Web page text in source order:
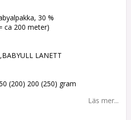
30 %
ca 200 meter)
LANETT
(200) 200 (250) gram
Läs mer...